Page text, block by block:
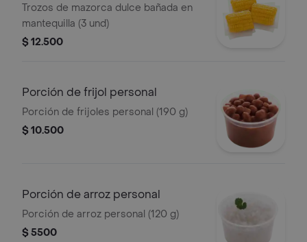
Trozos de mazorca dulce bañada en
mantequilla (3 und)
$ 12.500
Porción de frijol personal
Porción de frijoles personal (190 g)
$ 10.500
Porción de arroz personal
Porción de arroz personal (120 g)
$ 5500